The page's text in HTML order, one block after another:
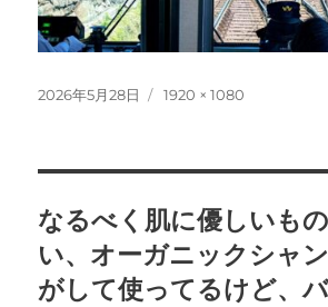
投
2026年5月28日
フ
1920 × 1080
稿
ナ
なるべく肌に優しいも
い、オーガニックシャ
がして使ってるけど、